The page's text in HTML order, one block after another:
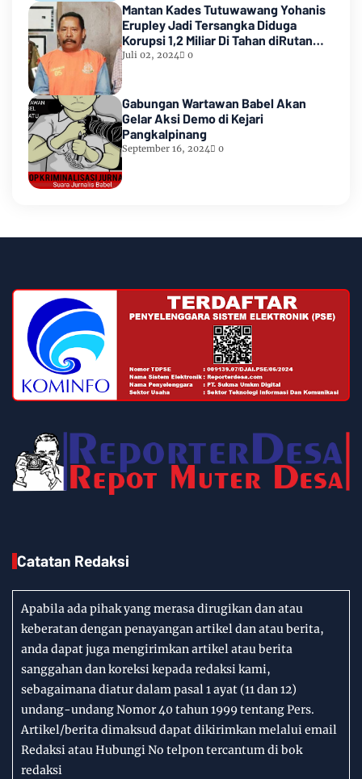
Mantan Kades Tutuwawang Yohanis
Erupley Jadi Tersangka Diduga
Korupsi 1,2 Miliar Di Tahan diRutan
Waiheru
Juli 02, 2024 0
Gabungan Wartawan Babel Akan
Gelar Aksi Demo di Kejari
Pangkalpinang
September 16, 2024 0
Catatan Redaksi
Apabila ada pihak yang merasa dirugikan dan atau
keberatan dengan penayangan artikel dan atau berita,
anda dapat juga mengirimkan artikel atau berita
sanggahan dan koreksi kepada redaksi kami,
sebagaimana diatur dalam pasal 1 ayat (11 dan 12)
undang-undang Nomor 40 tahun 1999 tentang Pers.
Artikel/berita dimaksud dapat dikirimkan melalui email
Redaksi atau Hubungi No telpon tercantum di bok
redaksi